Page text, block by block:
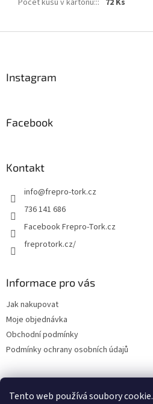
Tento web používá soubory
Počet kusů v kartonu::: 72 Ks
Instagram
Facebook
Kontakt
info@frepro-tork.cz
736 141 686
Facebook Frepro-Tork.cz
freprotork.cz/
Informace pro vás
Jak nakupovat
Moje objednávka
Obchodní podmínky
Podmínky ochrany osobních údajů
Facebook FREPRO-TORK.CZ